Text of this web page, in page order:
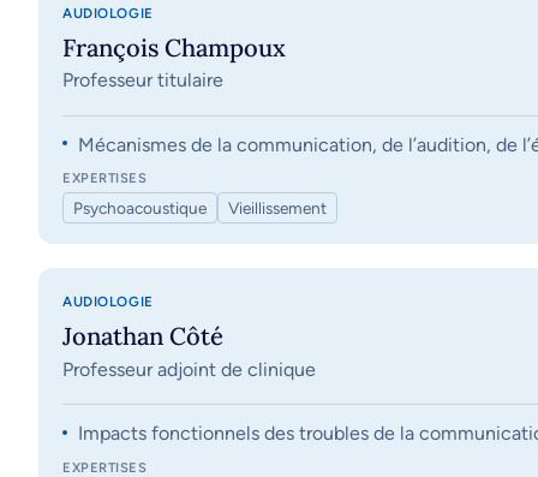
AUDIOLOGIE
François Champoux
Professeur titulaire
Mécanismes de la communication, de l’audition, de
EXPERTISES
Psychoacoustique Vieillissement
AUDIOLOGIE
Jonathan Côté
Professeur adjoint de clinique
Impacts fonctionnels des troubles de la
EXPERTISES